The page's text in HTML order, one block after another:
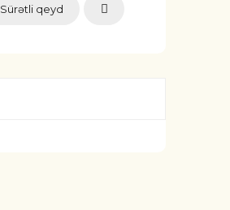
Sürətli qeyd